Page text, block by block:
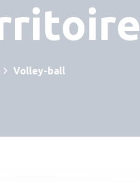
Volley-ball